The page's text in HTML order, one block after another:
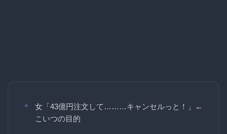
女「43億円注文して………キャンセルっと！」←
こいつの目的